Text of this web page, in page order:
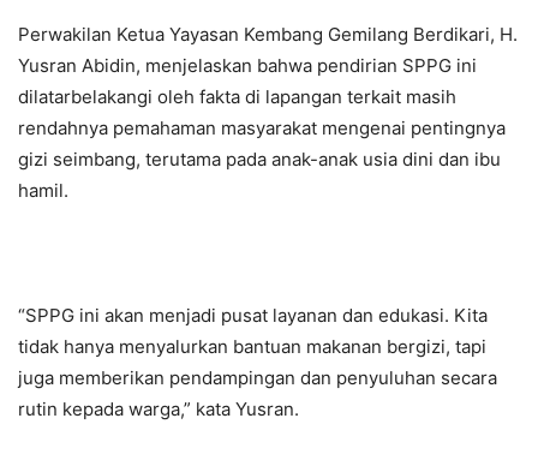
Perwakilan Ketua Yayasan Kembang Gemilang Berdikari, H.
Yusran Abidin, menjelaskan bahwa pendirian SPPG ini
dilatarbelakangi oleh fakta di lapangan terkait masih
rendahnya pemahaman masyarakat mengenai pentingnya
gizi seimbang, terutama pada anak-anak usia dini dan ibu
hamil.
“SPPG ini akan menjadi pusat layanan dan edukasi. Kita
tidak hanya menyalurkan bantuan makanan bergizi, tapi
juga memberikan pendampingan dan penyuluhan secara
rutin kepada warga,” kata Yusran.